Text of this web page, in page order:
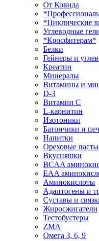
От Ковида
*Циклические
Углеводные
*Кросфитерам*
Белки
Гейнеры и
Креатин
Минералы
Витамины и
D-3
Витамин С
L-карнитин
Изотоники
Батончики и
Напитки
Ореховые пасты
Вкусняшки
BCAA
EAA
Аминокислоты
Адаптогены и
Суставы и
Жиросжигатели
Тестобустеры
ZMA
Омега 3, 6, 9